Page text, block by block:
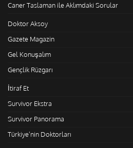
Caner Taslaman ile Aklımdaki Sorular
Doktor Aksoy
Gazete Magazin
Gel Konuşalım
Gençlik Rüzgarı
İtiraf Et
Survivor Ekstra
Survivor Panorama
Türkiye'nin Doktorları